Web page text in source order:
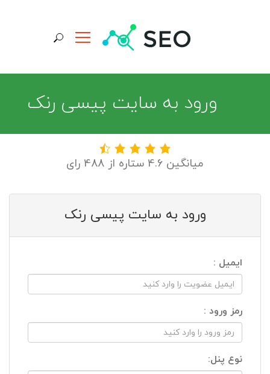
جستجو برای:
ورود به سایت پیسی رنک
میانگین 4.6 ستاره از 488 رای
ورود به سایت پیسی رنک
ایمیل :
رمز ورود :
نوع پنل: